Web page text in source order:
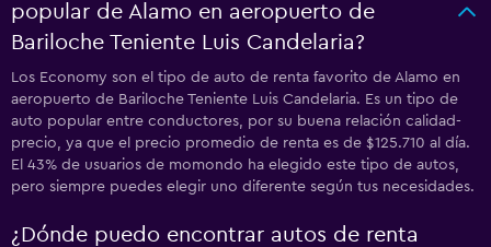
popular de Alamo en aeropuerto de
Bariloche Teniente Luis Candelaria?
Los Economy son el tipo de auto de renta favorito de Alamo en
aeropuerto de Bariloche Teniente Luis Candelaria. Es un tipo de
auto popular entre conductores, por su buena relación calidad-
precio, ya que el precio promedio de renta es de $125.710 al día.
El 43% de usuarios de momondo ha elegido este tipo de autos,
pero siempre puedes elegir uno diferente según tus necesidades.
¿Dónde puedo encontrar autos de renta